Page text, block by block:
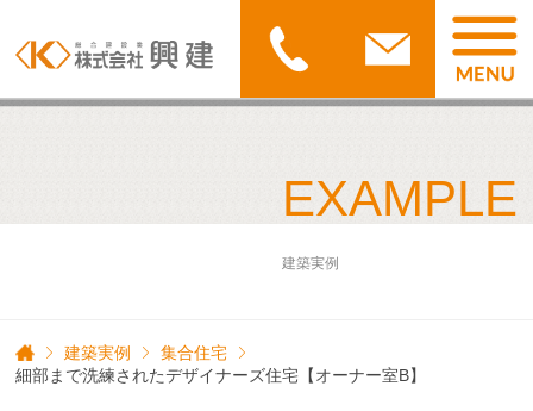
EXAMPLE
建築実例
建築実例
集合住宅
細部まで洗練されたデザイナーズ住宅【オーナー室B】